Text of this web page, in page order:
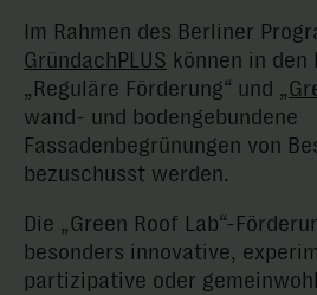
Im Rahmen des Berliner
GründachPLUS können in den
„Reguläre Förderung“ und „
wand- und bodengebundene
Fassadenbegrünungen von
bezuschusst werden.
Die „Green Roof Lab“-
besonders innovative,
partizipative oder